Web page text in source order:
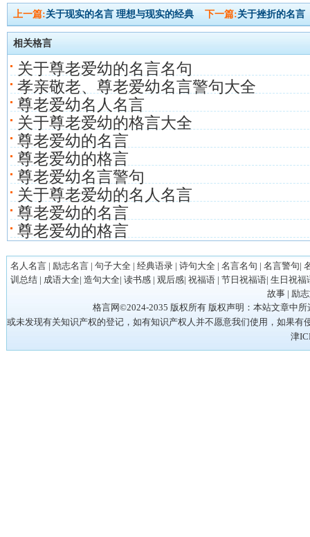
上一篇:关于现实的名言 理想与现实的经典 下一篇:关于挫折的名言
相关格言
关于尊老爱幼的名言名句
孝亲敬老、尊老爱幼名言警句大全
尊老爱幼名人名言
关于尊老爱幼的格言大全
尊老爱幼的名言
尊老爱幼的格言
尊老爱幼名言警句
关于尊老爱幼的名人名言
尊老爱幼的名言
尊老爱幼的格言
名人名言| 励志名言| 句子大全| 经典语录| 诗句大全| 名言名句 | 名言警句|
训总结| 成语大全| 造句大全| 读书感| 观后感| 祝福语| 节日祝福语| 生日祝福
故事| 励
格言网©2024-2035 版权所有 版权声明：本站文章中
或未发现有关知识产权的登记，如有知识产权人并不愿意我们使用，如果有
津